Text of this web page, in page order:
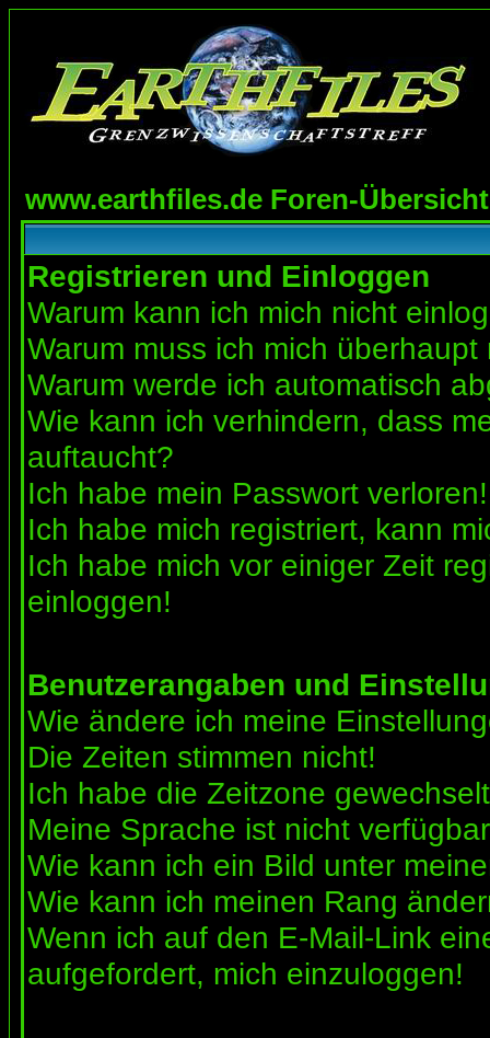
www.earthfiles.de Foren-Übersicht
Registrieren und Einloggen
Warum kann ich mich nicht
Warum muss ich mich überhaupt
Warum werde ich automatisch
Wie kann ich verhindern, dass
auftaucht?
Ich habe mein Passwort verloren!
Ich habe mich registriert, kann
Ich habe mich vor einiger Zeit
einloggen!
Benutzerangaben und
Wie ändere ich meine
Die Zeiten stimmen nicht!
Ich habe die Zeitzone
Meine Sprache ist nicht
Wie kann ich ein Bild unter
Wie kann ich meinen Rang
Wenn ich auf den E-Mail-Link
aufgefordert, mich einzuloggen!